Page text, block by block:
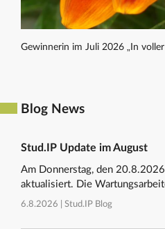
Gewinnerin im Juli 2026 „In
Blog News
Stud.IP Update im August
Am Donnerstag, den
aktualisiert. Die
6.8.2026 | Stud.IP Blog